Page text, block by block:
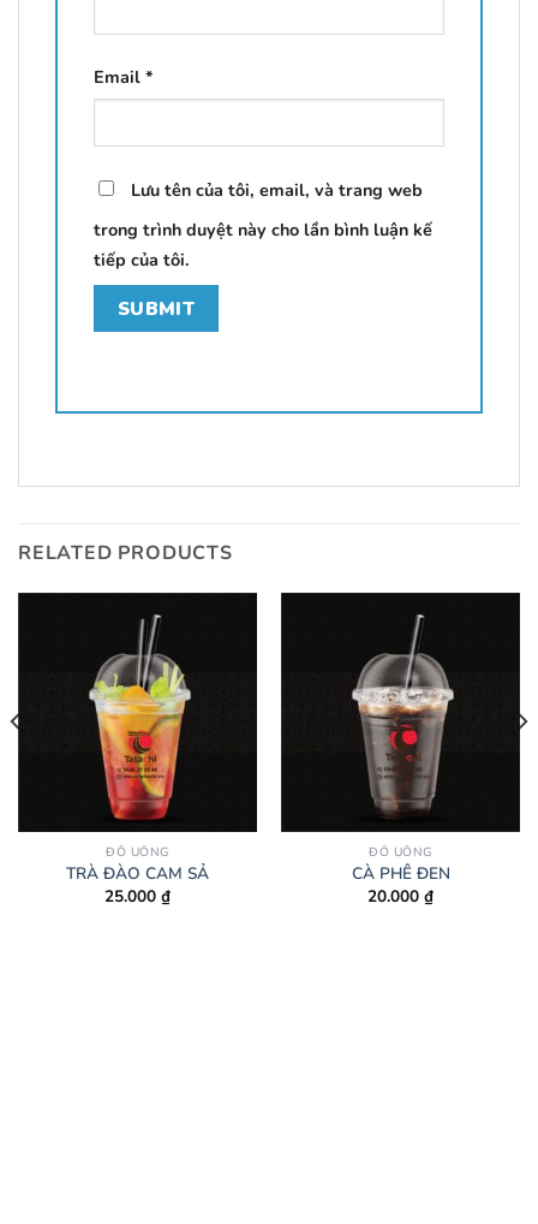
Email *
Lưu tên của tôi, email, và trang web
trong trình duyệt này cho lần bình luận kế
tiếp của tôi.
RELATED PRODUCTS
ĐỒ UỐNG
TRÀ ĐÀO CAM SẢ
25.000 ₫
ĐỒ UỐNG
CÀ PHÊ ĐEN
20.000 ₫